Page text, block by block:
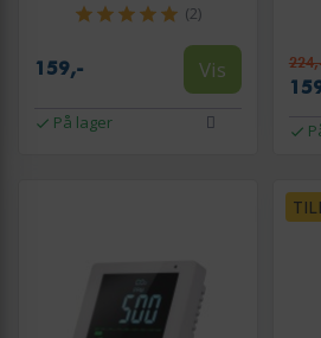
(2)
159,- Vis
På lager